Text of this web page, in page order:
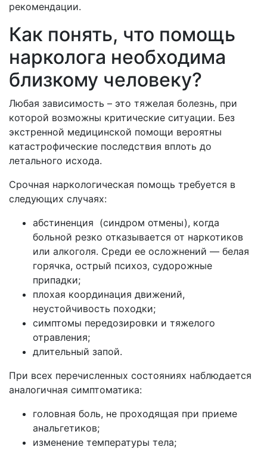
рекомендации.
Как понять, что помощь
нарколога необходима
близкому человеку?
Любая зависимость – это тяжелая болезнь, при
которой возможны критические ситуации. Без
экстренной медицинской помощи вероятны
катастрофические последствия вплоть до
летального исхода.
Срочная наркологическая помощь требуется в
следующих случаях:
абстиненция (синдром отмены), когда
больной резко отказывается от наркотиков
или алкоголя. Среди ее осложнений — белая
горячка, острый психоз, судорожные
припадки;
плохая координация движений,
неустойчивость походки;
симптомы передозировки и тяжелого
отравления;
длительный запой.
При всех перечисленных состояниях наблюдается
аналогичная симптоматика:
головная боль, не проходящая при приеме
анальгетиков;
изменение температуры тела;